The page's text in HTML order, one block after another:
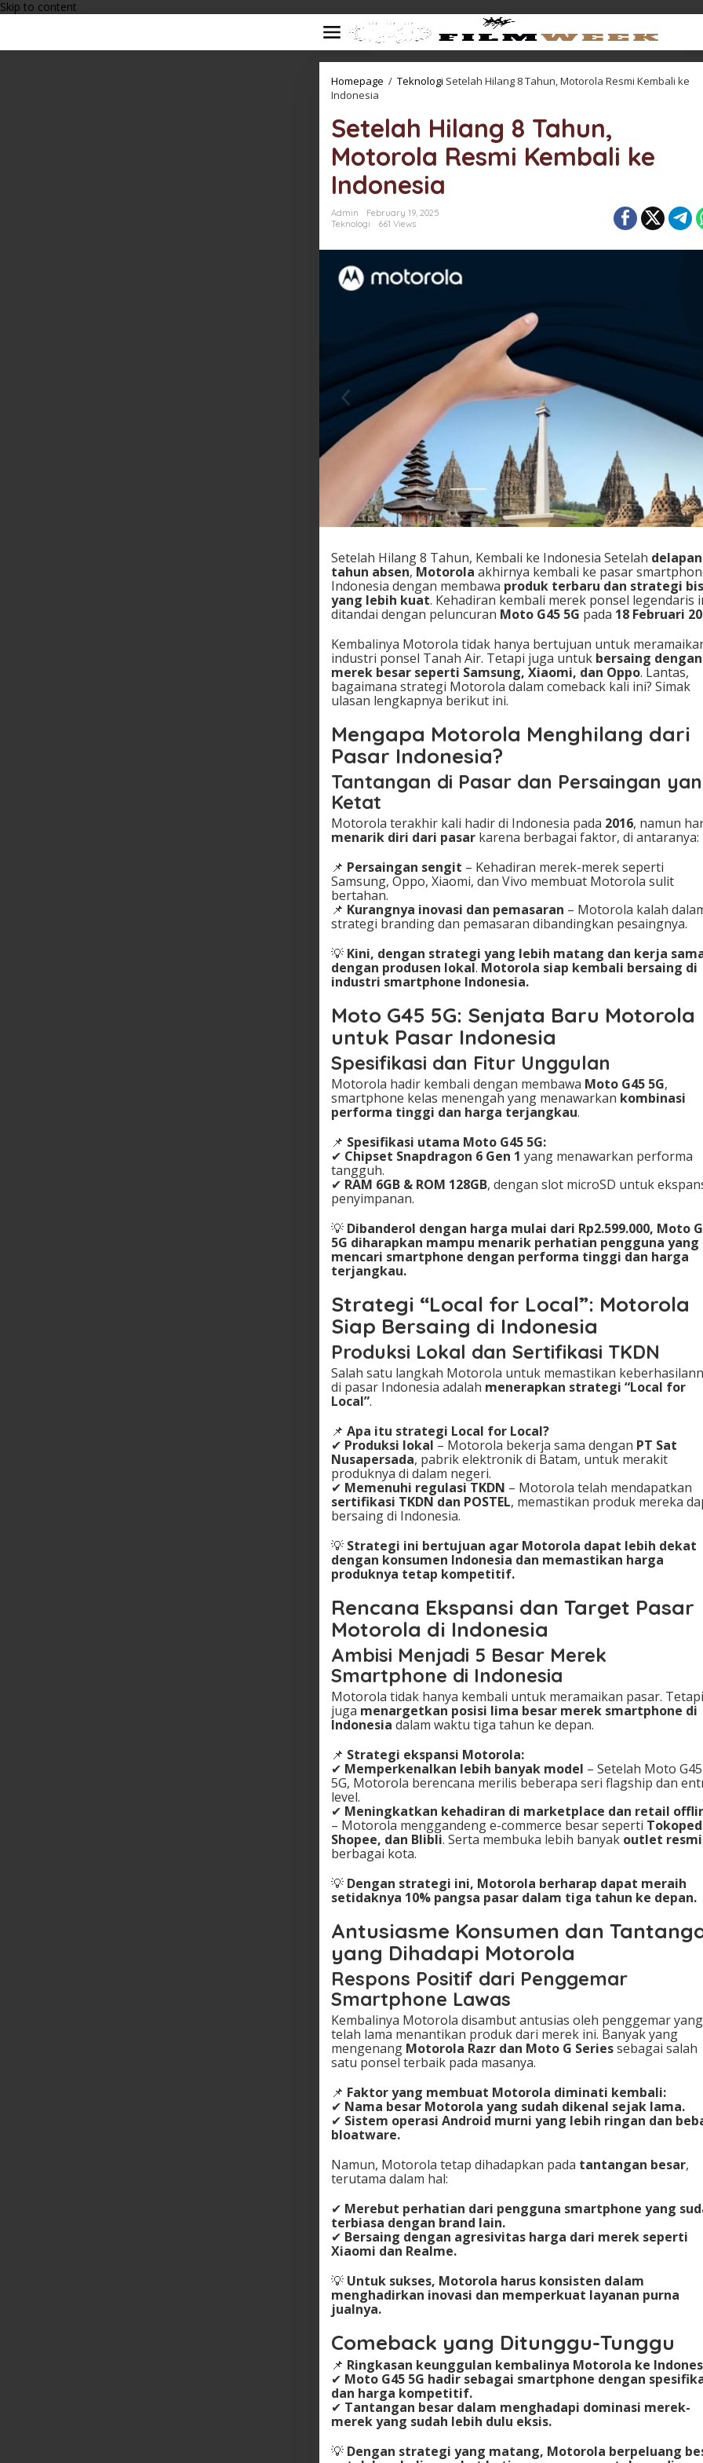
Skip to content
Homepage / Teknologi Setelah Hilang 8 Tahun, Motorola Resmi Kembali ke
Indonesia
Setelah Hilang 8 Tahun,
Motorola Resmi Kembali ke
Indonesia
Admin
February 19, 2025
Teknologi
661 Views
Setelah Hilang 8 Tahun, Kembali ke Indonesia Setelah delapan
tahun absen, Motorola akhirnya kembali ke pasar
Indonesia dengan membawa produk terbaru dan strategi
yang lebih kuat. Kehadiran kembali merek ponsel legendaris
ditandai dengan peluncuran Moto G45 5G pada 18 Februari
Kembalinya Motorola tidak hanya bertujuan untuk
industri ponsel Tanah Air. Tetapi juga untuk bersaing dengan
merek besar seperti Samsung, Xiaomi, dan Oppo. Lantas,
bagaimana strategi Motorola dalam comeback kali ini? Simak
ulasan lengkapnya berikut ini.
Mengapa Motorola Menghilang dari
Pasar Indonesia?
Tantangan di Pasar dan Persaingan
Ketat
Motorola terakhir kali hadir di Indonesia pada 2016, namun
menarik diri dari pasar karena berbagai faktor, di antaranya:
📌 Persaingan sengit – Kehadiran merek-merek seperti
Samsung, Oppo, Xiaomi, dan Vivo membuat Motorola sulit
bertahan.
📌 Kurangnya inovasi dan pemasaran – Motorola kalah
strategi branding dan pemasaran dibandingkan pesaingnya.
💡 Kini, dengan strategi yang lebih matang dan kerja
dengan produsen lokal. Motorola siap kembali bersaing di
industri smartphone Indonesia.
Moto G45 5G: Senjata Baru Motorola
untuk Pasar Indonesia
Spesifikasi dan Fitur Unggulan
Motorola hadir kembali dengan membawa Moto G45 5G,
smartphone kelas menengah yang menawarkan kombinasi
performa tinggi dan harga terjangkau.
📌 Spesifikasi utama Moto G45 5G:
✔ Chipset Snapdragon 6 Gen 1 yang menawarkan performa
tangguh.
✔ RAM 6GB & ROM 128GB, dengan slot microSD untuk
penyimpanan.
💡 Dibanderol dengan harga mulai dari Rp2.599.000, Moto
5G diharapkan mampu menarik perhatian pengguna yang
mencari smartphone dengan performa tinggi dan harga
terjangkau.
Strategi “Local for Local”: Motorola
Siap Bersaing di Indonesia
Produksi Lokal dan Sertifikasi TKDN
Salah satu langkah Motorola untuk memastikan
di pasar Indonesia adalah menerapkan strategi “Local for
Local”.
📌 Apa itu strategi Local for Local?
✔ Produksi lokal – Motorola bekerja sama dengan PT Sat
Nusapersada, pabrik elektronik di Batam, untuk merakit
produknya di dalam negeri.
✔ Memenuhi regulasi TKDN – Motorola telah mendapatkan
sertifikasi TKDN dan POSTEL, memastikan produk mereka
bersaing di Indonesia.
💡 Strategi ini bertujuan agar Motorola dapat lebih dekat
dengan konsumen Indonesia dan memastikan harga
produknya tetap kompetitif.
Rencana Ekspansi dan Target Pasar
Motorola di Indonesia
Ambisi Menjadi 5 Besar Merek
Smartphone di Indonesia
Motorola tidak hanya kembali untuk meramaikan pasar. Tetapi
juga menargetkan posisi lima besar merek smartphone di
Indonesia dalam waktu tiga tahun ke depan.
📌 Strategi ekspansi Motorola:
✔ Memperkenalkan lebih banyak model – Setelah Moto G45
5G, Motorola berencana merilis beberapa seri flagship dan
level.
✔ Meningkatkan kehadiran di marketplace dan retail
– Motorola menggandeng e-commerce besar seperti
Shopee, dan Blibli. Serta membuka lebih banyak outlet resmi
berbagai kota.
💡 Dengan strategi ini, Motorola berharap dapat meraih
setidaknya 10% pangsa pasar dalam tiga tahun ke depan.
Antusiasme Konsumen dan
yang Dihadapi Motorola
Respons Positif dari Penggemar
Smartphone Lawas
Kembalinya Motorola disambut antusias oleh penggemar yang
telah lama menantikan produk dari merek ini. Banyak yang
mengenang Motorola Razr dan Moto G Seriessebagai salah
satu ponsel terbaik pada masanya.
📌 Faktor yang membuat Motorola diminati kembali:
✔ Nama besar Motorola yang sudah dikenal sejak lama.
✔ Sistem operasi Android murni yang lebih ringan dan
bloatware.
Namun, Motorola tetap dihadapkan pada tantangan besar,
terutama dalam hal:
✔ Merebut perhatian dari pengguna smartphone yang
terbiasa dengan brand lain.
✔ Bersaing dengan agresivitas harga dari merek seperti
Xiaomi dan Realme.
💡 Untuk sukses, Motorola harus konsisten dalam
menghadirkan inovasi dan memperkuat layanan purna
jualnya.
Comeback yang Ditunggu-Tunggu
📌 Ringkasan keunggulan kembalinya Motorola ke
✔ Moto G45 5G hadir sebagai smartphone dengan
dan harga kompetitif.
✔ Tantangan besar dalam menghadapi dominasi merek-
merek yang sudah lebih dulu eksis.
💡 Dengan strategi yang matang, Motorola berpeluang